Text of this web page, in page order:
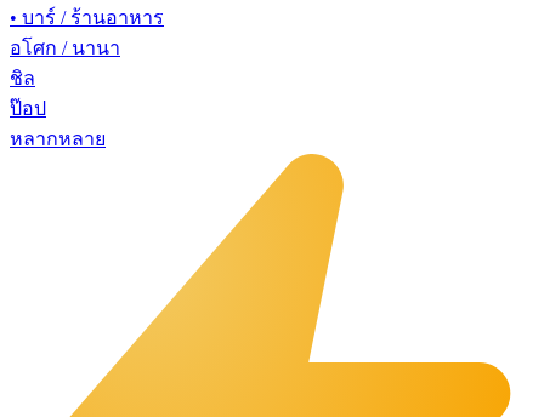
• บาร์ / ร้านอาหาร
อโศก / นานา
ชิล
ป๊อป
หลากหลาย